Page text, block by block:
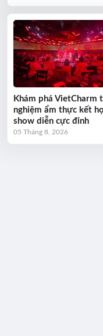
Khám phá VietCharm
nghiệm ẩm thực kết
show diễn cực đỉnh
05 Tháng 8, 2026